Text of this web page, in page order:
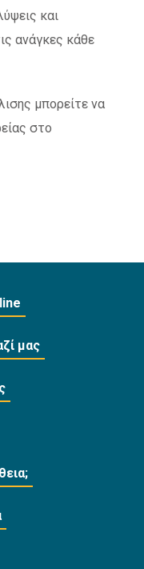
και
ανάγκες κάθε
μπορείτε να
στο
μας